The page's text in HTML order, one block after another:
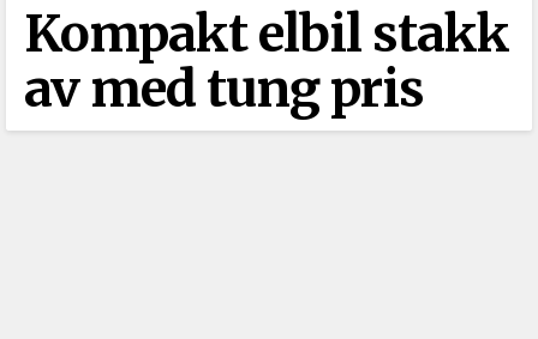
Kompakt elbil stakk
av med tung pris